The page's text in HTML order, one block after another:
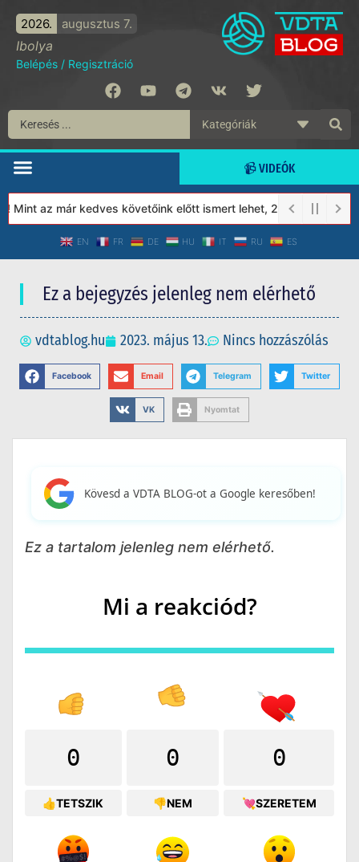
2026. augusztus 7.
Ibolya
Belépés / Regisztráció
📹 VIDEÓK
az már kedves követőink előtt ismert lehet, 2023-tól a
EN FR DE HU IT RU ES
Ez a bejegyzés jelenleg nem elérhető
vdtablog.hu 2023. május 13. Nincs hozzászólás
Facebook Email Telegram Twitter
VK Nyomtat
Kövesd a VDTA BLOG-ot a Google keresőben!
Ez a tartalom jelenleg nem elérhető.
Mi a reakciód?
0
👍TETSZIK
0
👎NEM
0
💘SZERETEM